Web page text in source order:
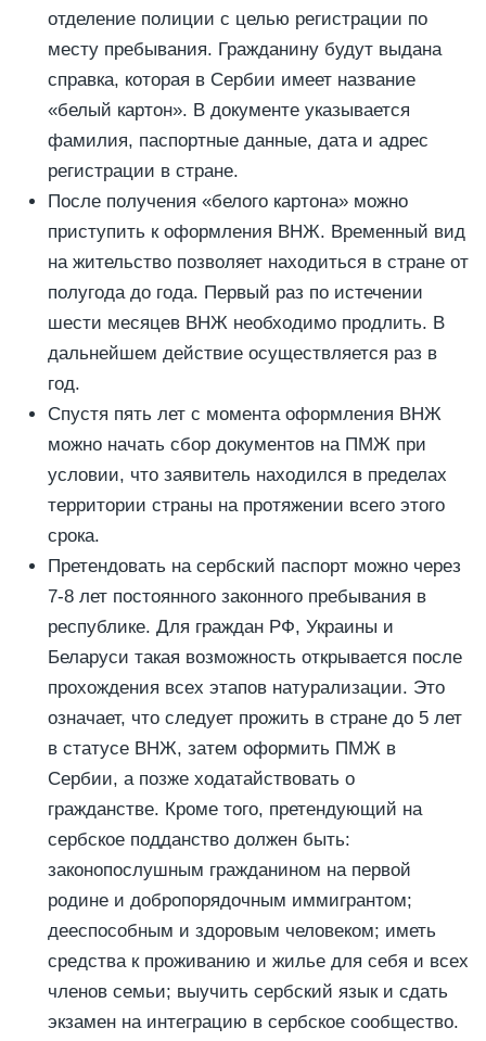
отделение полиции с целью регистрации по
месту пребывания. Гражданину будут выдана
справка, которая в Сербии имеет название
«белый картон». В документе указывается
фамилия, паспортные данные, дата и адрес
регистрации в стране.
После получения «белого картона» можно
приступить к оформления ВНЖ. Временный вид
на жительство позволяет находиться в стране от
полугода до года. Первый раз по истечении
шести месяцев ВНЖ необходимо продлить. В
дальнейшем действие осуществляется раз в
год.
Спустя пять лет с момента оформления ВНЖ
можно начать сбор документов на ПМЖ при
условии, что заявитель находился в пределах
территории страны на протяжении всего этого
срока.
Претендовать на сербский паспорт можно через
7-8 лет постоянного законного пребывания в
республике. Для граждан РФ, Украины и
Беларуси такая возможность открывается после
прохождения всех этапов натурализации. Это
означает, что следует прожить в стране до 5 лет
в статусе ВНЖ, затем оформить ПМЖ в
Сербии, а позже ходатайствовать о
гражданстве. Кроме того, претендующий на
сербское подданство должен быть:
законопослушным гражданином на первой
родине и добропорядочным иммигрантом;
дееспособным и здоровым человеком; иметь
средства к проживанию и жилье для себя и всех
членов семьи; выучить сербский язык и сдать
экзамен на интеграцию в сербское сообщество.